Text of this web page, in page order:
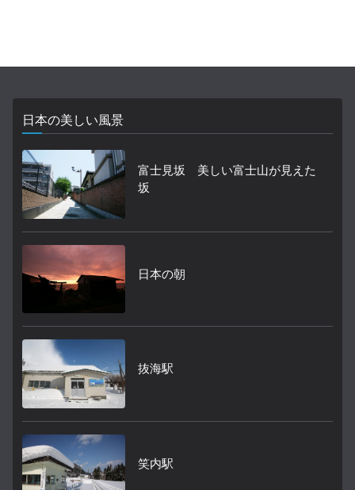
日本の美しい風景
富士見坂 美しい富士山が見えた
坂
日本の朝
抜海駅
笑内駅